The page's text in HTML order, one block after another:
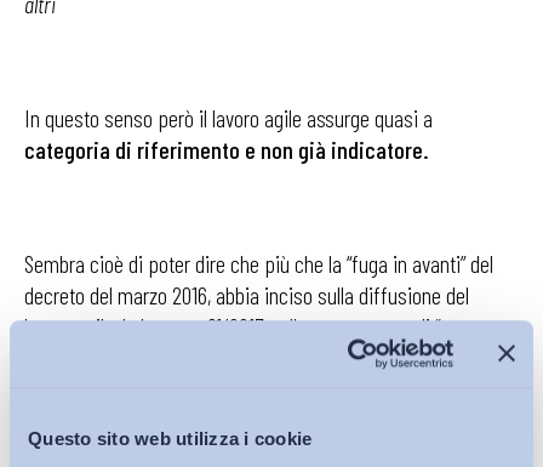
Questo sito web utilizza i cookie
In questo senso però il lavoro agile assurge quasi a
categoria di riferimento e non già indicatore.
Sembra cioè di poter dire che più che la “fuga in avanti” del
decreto del marzo 2016, abbia inciso sulla diffusione del
lavoro agile, la legge n. 81/2017, nella sua essenza di “norma
incentivo” (di carattere normativo) che – al di là di alcuni punti
esempio, la copertura INAIL o la definizione degli elementi